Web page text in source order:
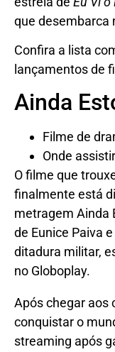
que desembarca
Confira a lista
lançamentos de
Ainda
Filme de
Onde
O filme que
finalmente está
metragem Ainda
de Eunice Paiva
ditadura militar,
no Globoplay.
Após chegar aos
conquistar o
streaming após